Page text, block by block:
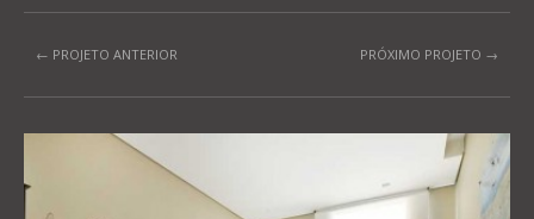
PRÓXIMO PROJETO →
← PROJETO ANTERIOR